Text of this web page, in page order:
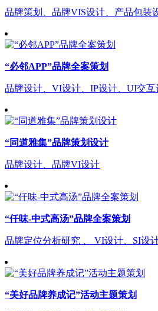
品牌策划、品牌VIS设计、产品包装
“必邻APP”品牌全案策划
品牌设计、VI设计、IP设计、UI交互
“同道雅集”品牌策划设计
品牌设计、品牌VI设计
“仟味-中式高汤”品牌全案策划
品牌定位分析研究 、 VI设计、SI设
“美好品牌养成记”活动主题策划